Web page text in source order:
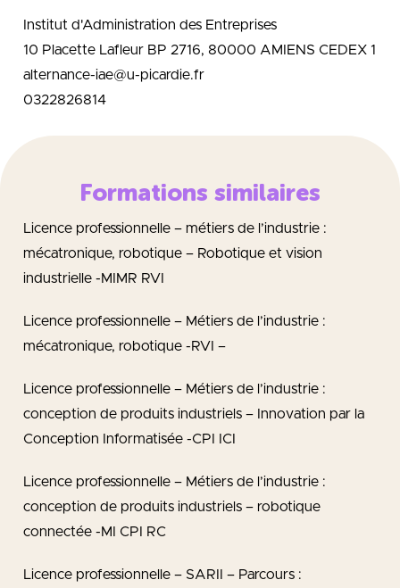
Institut d'Administration des Entreprises
10 Placette Lafleur BP 2716, 80000 AMIENS CEDEX 1
alternance-iae@u-picardie.fr
0322826814
Formations similaires
Licence professionnelle – métiers de l’industrie :
mécatronique, robotique – Robotique et vision
industrielle -MIMR RVI
Licence professionnelle – Métiers de l’industrie :
mécatronique, robotique -RVI –
Licence professionnelle – Métiers de l’industrie :
conception de produits industriels – Innovation par la
Conception Informatisée -CPI ICI
Licence professionnelle – Métiers de l’industrie :
conception de produits industriels – robotique
connectée -MI CPI RC
Licence professionnelle – SARII – Parcours :